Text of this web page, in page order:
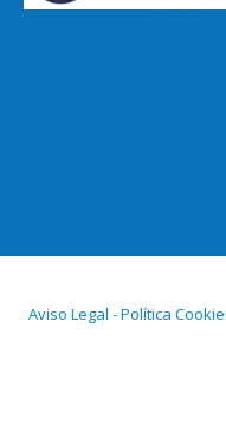
Aviso Legal - Política